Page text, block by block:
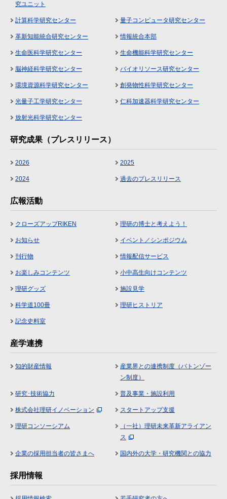
究ユニット
計算科学研究センター 量子コンピュータ研究センター
革新知能統合研究センター 情報統合本部
生命医科学研究センター 生命機能科学研究センター
脳神経科学研究センター バイオリソース研究センター
環境資源科学研究センター 創発物性科学研究センター
光量子工学研究センター 仁科加速器科学研究センター
放射光科学研究センター
研究成果（プレスリリース）
2026 2025
2024 過去のプレスリリース
広報活動
クローズアップRIKEN 理研の博士と考えよう！
お知らせ イベント／シンポジウム
刊行物 情報配信サービス
お楽しみコンテンツ 小中高生向けコンテンツ
理研グッズ 施設見学
科学道100冊 理研ヒストリア
記念史料室
産学連携
知的財産情報
産業界との連携制度（バトンゾー
ン制度）
研究･技術協力 普及事業・施設利用
株式会社理研イノベーション スタートアップ支援
理研コンソーシアム
（一社）理研未来革新アライアン
ス
企業の採用担当者の皆さまへ 国内外の大学・研究機関との協力
採用情報